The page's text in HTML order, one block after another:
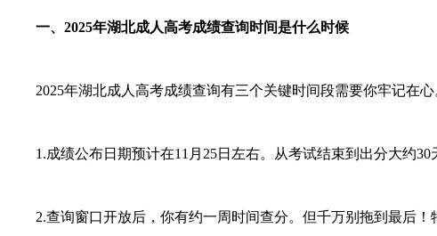
一、2025年湖北成人高考成绩查询时间是什么时候
2025年湖北成人高考成绩查询有三个关键时间段需要你牢记在心
1.成绩公布日期预计在11月25日左右。从考试结束到出分大约30
2.查询窗口开放后，你有约一周时间查分。但千万别拖到最后！